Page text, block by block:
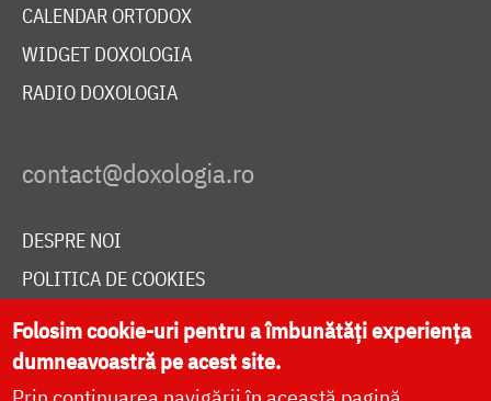
CALENDAR ORTODOX
WIDGET DOXOLOGIA
RADIO DOXOLOGIA
DESPRE NOI
POLITICA DE COOKIES
DONEAZĂ ONLINE PENTRU CATEDRALA NAȚIONALĂ
Folosim cookie-uri pentru a îmbunătăți experiența
dumneavoastră pe acest site.